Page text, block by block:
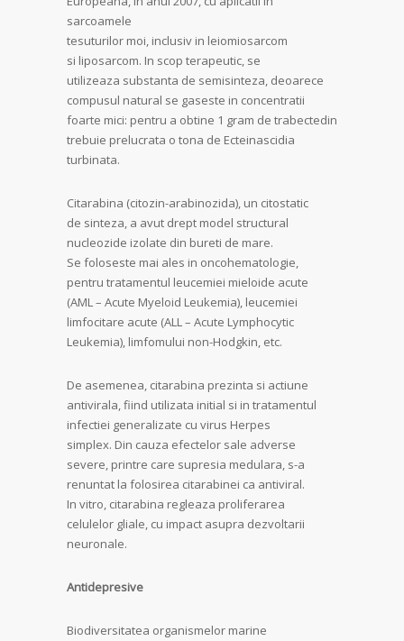
sarcoamele
tesuturilor moi, inclusiv in leiomiosarcom
si liposarcom. In scop terapeutic, se
utilizeaza substanta de semisinteza, deoarece
compusul natural se gaseste in concentratii
foarte mici: pentru a obtine 1 gram de trabectedin
trebuie prelucrata o tona de Ecteinascidia
turbinata.
Citarabina (citozin-arabinozida), un citostatic
de sinteza, a avut drept model structural
nucleozide izolate din bureti de mare.
Se foloseste mai ales in oncohematologie,
pentru tratamentul leucemiei mieloide acute
(AML – Acute Myeloid Leukemia), leucemiei
limfocitare acute (ALL – Acute Lymphocytic
Leukemia), limfomului non-Hodgkin, etc.
De asemenea, citarabina prezinta si actiune
antivirala, fiind utilizata initial si in tratamentul
infectiei generalizate cu virus Herpes
simplex. Din cauza efectelor sale adverse
severe, printre care supresia medulara, s-a
renuntat la folosirea citarabinei ca antiviral.
In vitro, citarabina regleaza proliferarea
celulelor gliale, cu impact asupra dezvoltarii
neuronale.
Antidepresive
Biodiversitatea organismelor marine